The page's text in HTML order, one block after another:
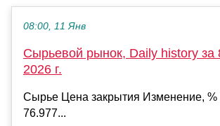
08:00, 11 Янв
Сырьевой рынок, Daily history за
2026 г.
Сырье Цена закрытия Изменение,
76.977...